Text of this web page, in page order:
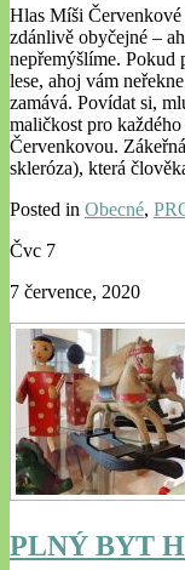
Hlas Míši
zdánlivě obyčejné –
nepřemýšlíme. Pokud
lese, ahoj vám
zamává. Povídat si,
maličkost pro
Červenkovou.
skleróza), která
Posted in Obecné,
Čvc 7
7 července, 2020
PLNÝ BYT